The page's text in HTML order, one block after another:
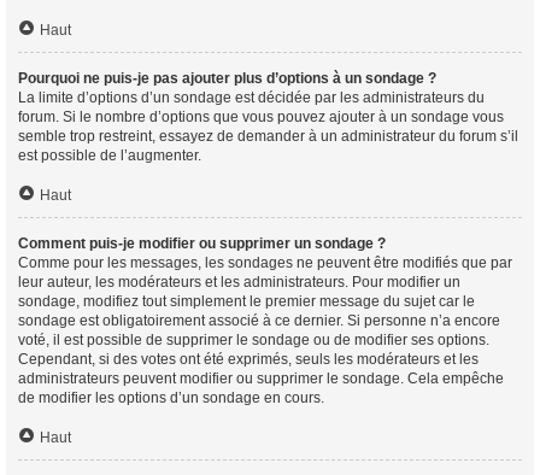
Haut
Pourquoi ne puis-je pas ajouter plus d’options à un sondage ?
La limite d’options d’un sondage est décidée par les administrateurs du
forum. Si le nombre d’options que vous pouvez ajouter à un sondage vous
semble trop restreint, essayez de demander à un administrateur du forum s’il
est possible de l’augmenter.
Haut
Comment puis-je modifier ou supprimer un sondage ?
Comme pour les messages, les sondages ne peuvent être modifiés que par
leur auteur, les modérateurs et les administrateurs. Pour modifier un
sondage, modifiez tout simplement le premier message du sujet car le
sondage est obligatoirement associé à ce dernier. Si personne n’a encore
voté, il est possible de supprimer le sondage ou de modifier ses options.
Cependant, si des votes ont été exprimés, seuls les modérateurs et les
administrateurs peuvent modifier ou supprimer le sondage. Cela empêche
de modifier les options d’un sondage en cours.
Haut